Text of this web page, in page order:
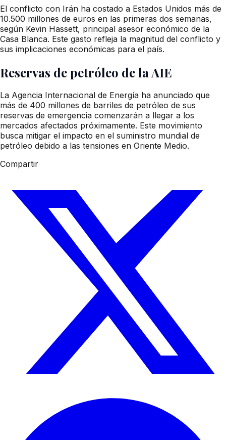
El conflicto con Irán ha costado a Estados Unidos más de
10.500 millones de euros en las primeras dos semanas,
según Kevin Hassett, principal asesor económico de la
Casa Blanca. Este gasto refleja la magnitud del conflicto y
sus implicaciones económicas para el país.
Reservas de petróleo de la AIE
La Agencia Internacional de Energía ha anunciado que
más de 400 millones de barriles de petróleo de sus
reservas de emergencia comenzarán a llegar a los
mercados afectados próximamente. Este movimiento
busca mitigar el impacto en el suministro mundial de
petróleo debido a las tensiones en Oriente Medio.
Compartir